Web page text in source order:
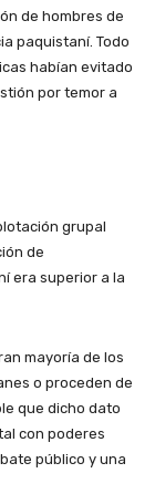
de hombres de
paquistaní. Todo
habían evitado
por temor a
grupal
de
era superior a la
mayoría de los
o proceden de
que dicho dato
con poderes
público y una